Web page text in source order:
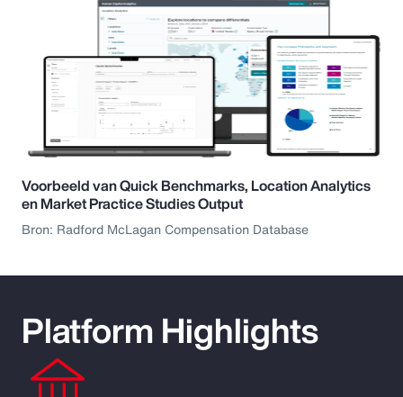
Voorbeeld van Quick Benchmarks, Location Analytics
en Market Practice Studies Output
Bron: Radford McLagan Compensation Database
Platform Highlights